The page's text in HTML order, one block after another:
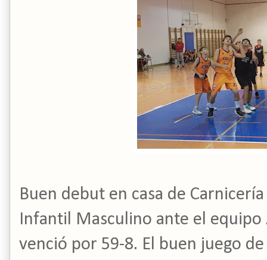
Buen debut en casa de
Infantil Masculino ante el equipo
venció por 59-8. El buen juego